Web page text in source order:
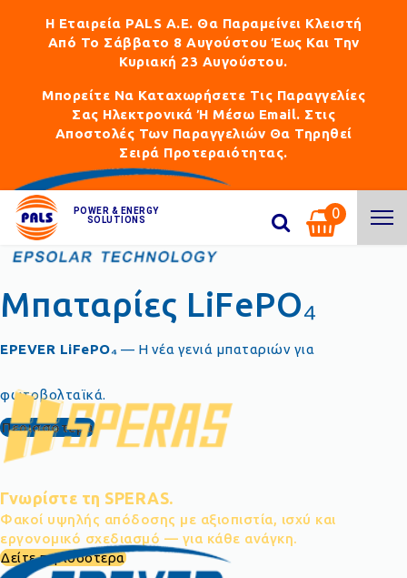
Η Εταιρεία PALS Α.Ε. Θα Παραμείνει Κλειστή
Από Το Σάββατο 8 Αυγούστου Έως Και Την
Κυριακή 23 Αυγούστου.
Μπορείτε Να Καταχωρήσετε Τις Παραγγελίες
Σας Ηλεκτρονικά Ή Μέσω Email. Στις
Αποστολές Των Παραγγελιών Θα Τηρηθεί
Σειρά Προτεραιότητας.
POWER & ENERGY
SOLUTIONS
0
Μπαταρίες LiFePO₄
EPEVER LiFePO₄ — Η νέα γενιά μπαταριών για
φωτοβολταϊκά.
Περισσότερα
Γνωρίστε τη SPERAS.
Φακοί υψηλής απόδοσης με αξιοπιστία, ισχύ και
εργονομικό σχεδιασμό — για κάθε ανάγκη.
Δείτε περισσότερα